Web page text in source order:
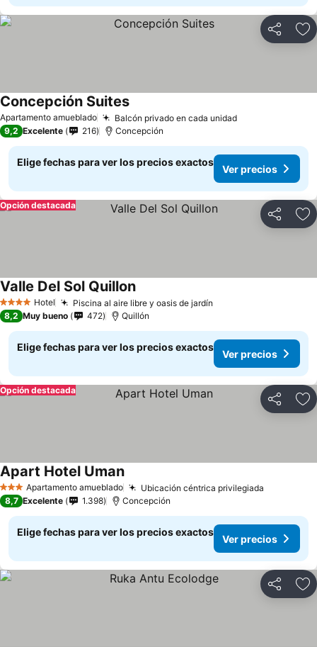
Compartir
Apartamento amueblado Balcón privado en cada unidadVer precios
Concepción SuitesVer precios
9,2 Excelente 216 Concepción
Elige fechas para ver los precios exactos
Ver precios
Compartir
Opción destacada
4 EstrellasHotel Piscina al aire libre y oasis de jardín
Valle Del Sol QuillonVer precios
8,2 Muy bueno 472 Quillón
Elige fechas para ver los precios exactos
Ver precios
Compartir
Opción destacada
3 EstrellasApartamento amueblado Ubicación céntrica privilegiada
Apart Hotel UmanVer precios
8,7 Excelente 1.398 Concepción
Elige fechas para ver los precios exactos
Ver precios
Compartir